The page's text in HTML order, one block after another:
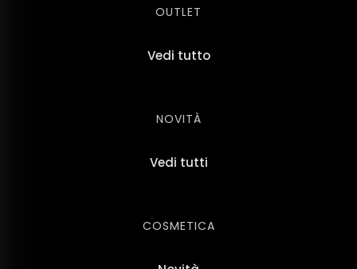
OUTLET
Vedi tutto
NOVITÀ
Vedi tutti
COSMETICA